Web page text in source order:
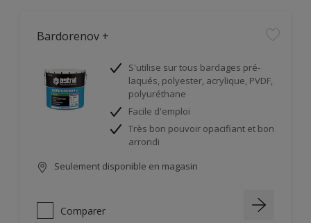
Bardorenov +
S'utilise sur tous bardages pré-
laqués, polyester, acrylique, PVDF,
polyuréthane
Facile d'emploi
Très bon pouvoir opacifiant et bon
arrondi
Seulement disponible en magasin
Comparer